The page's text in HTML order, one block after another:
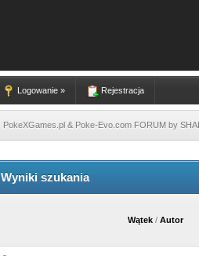
Logowanie » Rejestracja
PokeXGames.pl & Poke-Evo.com FORUM by
Wyniki szukania
Wątek / Autor